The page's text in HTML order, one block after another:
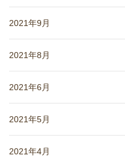
2021年9月
2021年8月
2021年6月
2021年5月
2021年4月